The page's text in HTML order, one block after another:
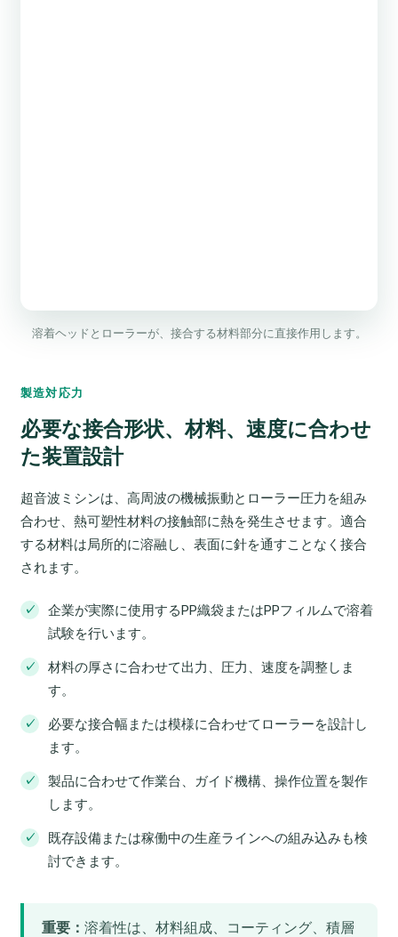
溶着ヘッドとローラーが、接合する材料部分に直接作用します。
製造対応力
必要な接合形状、材料、速度に合わせ
た装置設計
超音波ミシンは、高周波の機械振動とローラー圧力を組み
合わせ、熱可塑性材料の接触部に熱を発生させます。適合
する材料は局所的に溶融し、表面に針を通すことなく接合
されます。
企業が実際に使用するPP織袋またはPPフィルムで溶着
試験を行います。
材料の厚さに合わせて出力、圧力、速度を調整しま
す。
必要な接合幅または模様に合わせてローラーを設計し
ます。
製品に合わせて作業台、ガイド機構、操作位置を製作
します。
既存設備または稼働中の生産ラインへの組み込みも検
討できます。
重要： 溶着性は、材料組成、コーティング、積層